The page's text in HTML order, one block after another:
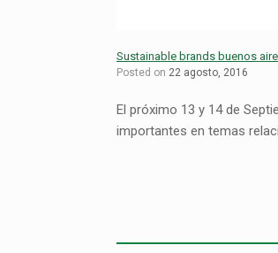
Sustainable brands buenos
Posted on 22 agosto, 2016
El próximo 13 y 14 de
importantes en temas